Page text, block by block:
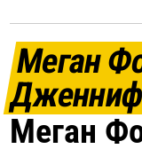
Меган
Меган